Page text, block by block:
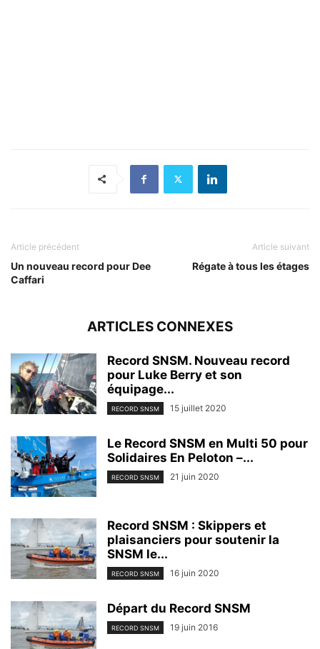
Article précédent
Un nouveau record pour Dee
Caffari
Article suivant
Régate à tous les étages
ARTICLES CONNEXES
Record SNSM. Nouveau record
pour Luke Berry et son
équipage...
RECORD SNSM 15 juillet 2020
Le Record SNSM en Multi 50 pour
Solidaires En Peloton –...
RECORD SNSM 21 juin 2020
Record SNSM : Skippers et
plaisanciers pour soutenir la
SNSM le...
RECORD SNSM 16 juin 2020
Départ du Record SNSM
RECORD SNSM 19 juin 2016